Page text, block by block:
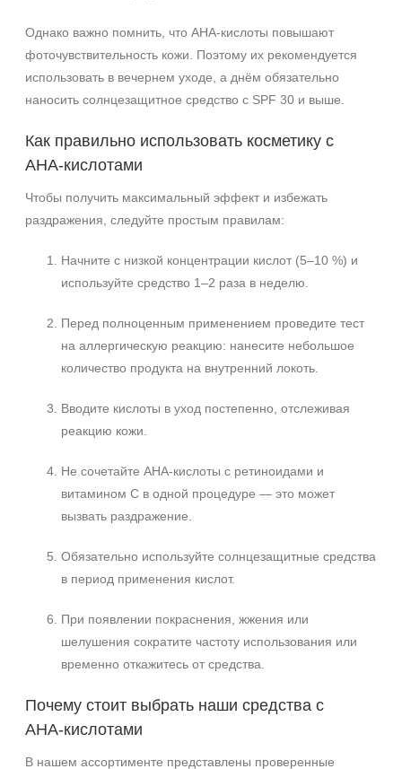
Однако важно помнить, что AHA‑кислоты повышают
фоточувствительность кожи. Поэтому их рекомендуется
использовать в вечернем уходе, а днём обязательно
наносить солнцезащитное средство с SPF 30 и выше.
Как правильно использовать косметику с
AHA‑кислотами
Чтобы получить максимальный эффект и избежать
раздражения, следуйте простым правилам:
Начните с низкой концентрации кислот (5–10 %) и
используйте средство 1–2 раза в неделю.
Перед полноценным применением проведите тест
на аллергическую реакцию: нанесите небольшое
количество продукта на внутренний локоть.
Вводите кислоты в уход постепенно, отслеживая
реакцию кожи.
Не сочетайте AHA‑кислоты с ретиноидами и
витамином C в одной процедуре — это может
вызвать раздражение.
Обязательно используйте солнцезащитные средства
в период применения кислот.
При появлении покраснения, жжения или
шелушения сократите частоту использования или
временно откажитесь от средства.
Почему стоит выбрать наши средства с
AHA‑кислотами
В нашем ассортименте представлены проверенные